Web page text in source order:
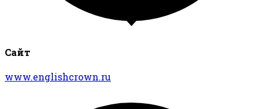
Сайт
www.englishcrown.ru